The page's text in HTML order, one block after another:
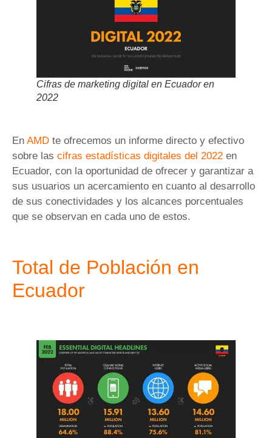
Cifras de marketing digital en Ecuador en
2022
En AMD te ofrecemos un informe directo y efectivo
sobre las cifras estadísticas digitales del 2022 en
Ecuador, con la oportunidad de ofrecer y garantizar a
sus usuarios un acercamiento en cuanto al desarrollo
de sus conectividades y los alcances porcentuales
que se observan en cada uno de estos.
Total de Población en
Ecuador